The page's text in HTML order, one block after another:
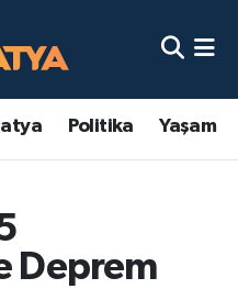
Politika Yaşam
Deprem
Haritası